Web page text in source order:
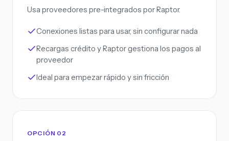
Usa proveedores pre-integrados por Raptor.
Conexiones listas para usar, sin configurar nada
Recargas crédito y Raptor gestiona los pagos al
proveedor
Ideal para empezar rápido y sin fricción
OPCIÓN 02